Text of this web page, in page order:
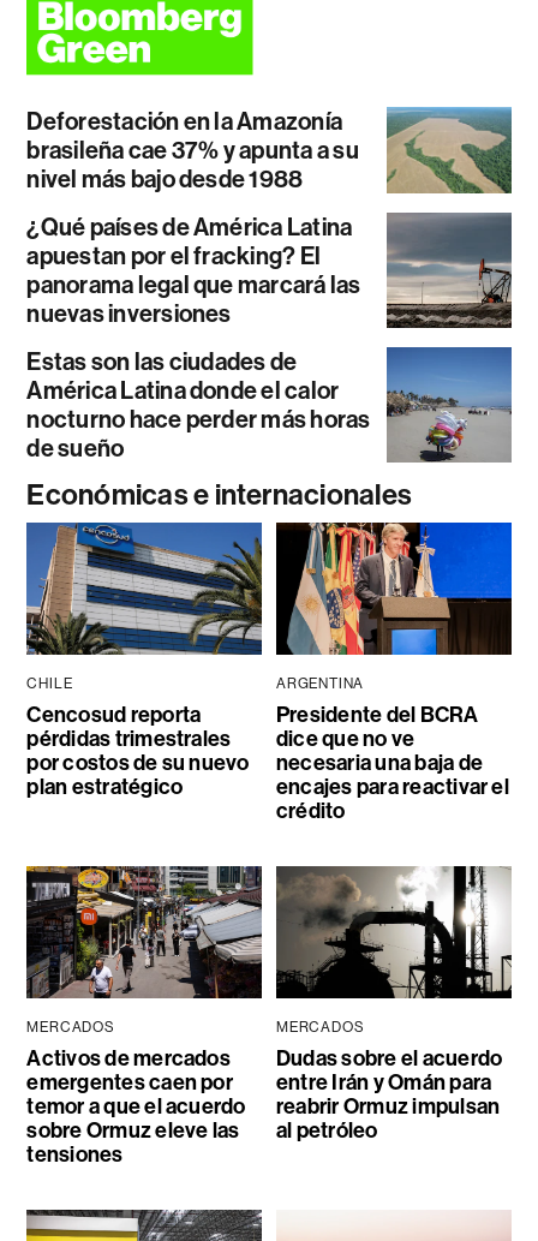
Deforestación en la Amazonía
brasileña cae 37% y apunta a su
nivel más bajo desde 1988
¿Qué países de América Latina
apuestan por el fracking? El
panorama legal que marcará las
nuevas inversiones
Estas son las ciudades de
América Latina donde el calor
nocturno hace perder más horas
de sueño
Económicas e internacionales
CHILE
Cencosud reporta
pérdidas trimestrales
por costos de su nuevo
plan estratégico
ARGENTINA
Presidente del BCRA
dice que no ve
necesaria una baja de
encajes para reactivar el
crédito
MERCADOS
Activos de mercados
emergentes caen por
temor a que el acuerdo
sobre Ormuz eleve las
tensiones
MERCADOS
Dudas sobre el acuerdo
entre Irán y Omán para
reabrir Ormuz impulsan
al petróleo